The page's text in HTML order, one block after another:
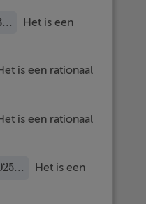
Het is een
is een rationaal
is een rationaal
Het is een